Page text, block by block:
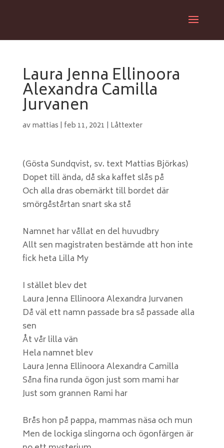
Laura Jenna Ellinoora
Alexandra Camilla
Jurvanen
avmattias | feb 11, 2021 | Låttexter
(Gösta Sundqvist, sv. text Mattias Björkas)
Dopet till ända, då ska kaffet slås på
Och alla dras obemärkt till bordet där
smörgåstårtan snart ska stå
Namnet har vållat en del huvudbry
Allt sen magistraten bestämde att hon inte
fick heta Lilla My
I stället blev det
Laura Jenna Ellinoora Alexandra Jurvanen
Då väl ett namn passade bra så passade alla
sen
Åt vår lilla vän
Hela namnet blev
Laura Jenna Ellinoora Alexandra Camilla
Såna fina runda ögon just som mami har
Just som grannen Rami har
Brås hon på pappa, mammas näsa och mun
Men de lockiga slingorna och ögonfärgen är